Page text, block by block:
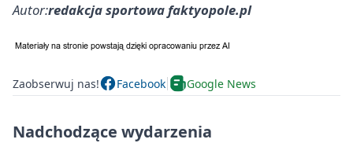
Autor:redakcja sportowa faktyopole.pl
Zaobserwuj nas! Facebook Google News
Nadchodzące wydarzenia